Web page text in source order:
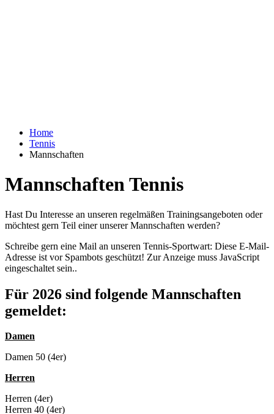
Home
Tennis
Mannschaften
Mannschaften Tennis
Hast Du Interesse an unseren regelmäßen Trainingsangeboten oder
möchtest gern Teil einer unserer Mannschaften werden?
Schreibe gern eine Mail an unseren Tennis-Sportwart: Diese E-Mail-
Adresse ist vor Spambots geschützt! Zur Anzeige muss JavaScript
eingeschaltet sein..
Für 2026 sind folgende Mannschaften
gemeldet:
Damen
Damen 50 (4er)
Herren
Herren (4er)
Herren 40 (4er)